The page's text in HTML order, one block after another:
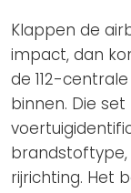
Klappen de
impact, dan
de 112-
binnen. Die
brandstoftype,
rijrichting. Het